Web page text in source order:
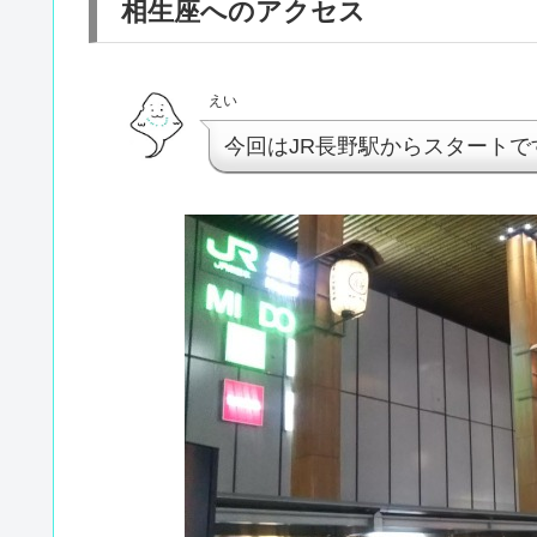
相生座へのアクセス
えい
今回はJR長野駅からスタートで